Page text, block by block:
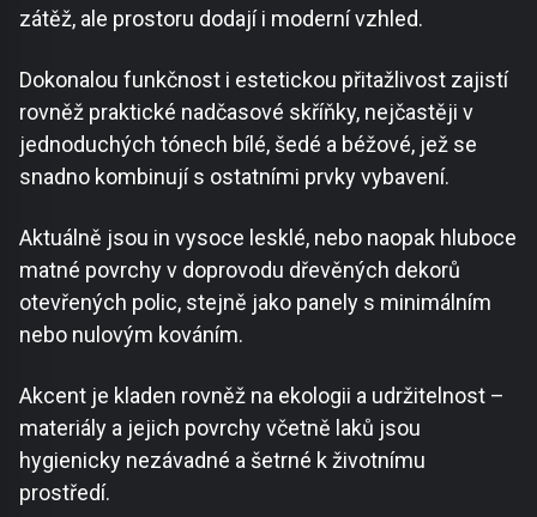
zátěž, ale prostoru dodají i moderní vzhled.
Dokonalou funkčnost i estetickou přitažlivost zajistí
rovněž praktické nadčasové skříňky, nejčastěji v
jednoduchých tónech bílé, šedé a béžové, jež se
snadno kombinují s ostatními prvky vybavení.
Aktuálně jsou in vysoce lesklé, nebo naopak hluboce
matné povrchy v doprovodu dřevěných dekorů
otevřených polic, stejně jako panely s minimálním
nebo nulovým kováním.
Akcent je kladen rovněž na ekologii a udržitelnost –
materiály a jejich povrchy včetně laků jsou
hygienicky nezávadné a šetrné k životnímu
prostředí.